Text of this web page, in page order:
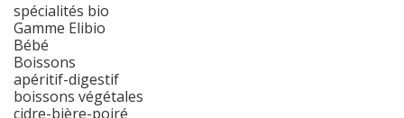
spécialités bio
Gamme Elibio
Bébé
Boissons
apéritif-digestif
boissons végétales
cidre-bière-poiré